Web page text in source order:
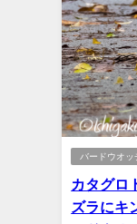
バードウオッ
カタグロ
ズラにキ